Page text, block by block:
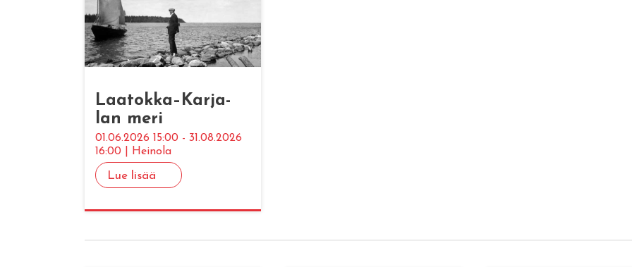
Laa­tok­ka–Kar­ja­
lan meri
01.06.2026 15:00 - 31.08.2026
16:00 | Heinola
Lue lisää